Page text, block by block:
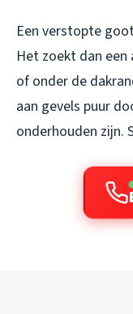
Een verstopte
Het zoekt dan een
of onder de
aan gevels puur
onderhouden zijn.